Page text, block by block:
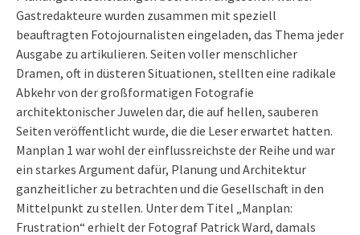
Gastredakteure wurden zusammen mit speziell
beauftragten Fotojournalisten eingeladen, das Thema jeder
Ausgabe zu artikulieren. Seiten voller menschlicher
Dramen, oft in düsteren Situationen, stellten eine radikale
Abkehr von der großformatigen Fotografie
architektonischer Juwelen dar, die auf hellen, sauberen
Seiten veröffentlicht wurde, die die Leser erwartet hatten.
Manplan 1 war wohl der einflussreichste der Reihe und war
ein starkes Argument dafür, Planung und Architektur
ganzheitlicher zu betrachten und die Gesellschaft in den
Mittelpunkt zu stellen. Unter dem Titel „Manplan:
Frustration“ erhielt der Fotograf Patrick Ward, damals